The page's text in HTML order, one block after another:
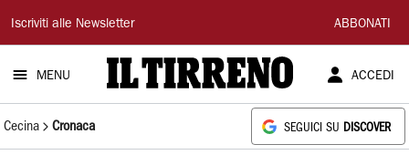
Il
Tirreno
Iscriviti alle Newsletter ABBONATI
MENU ACCEDI
Cecina Cronaca SEGUICI SU DISCOVER